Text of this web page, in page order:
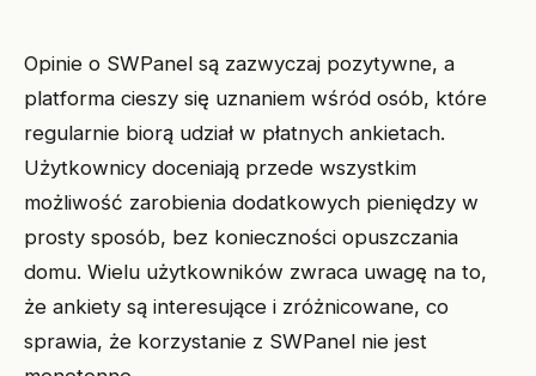
Opinie o SWPanel są zazwyczaj pozytywne, a
platforma cieszy się uznaniem wśród osób, które
regularnie biorą udział w płatnych ankietach.
Użytkownicy doceniają przede wszystkim
możliwość zarobienia dodatkowych pieniędzy w
prosty sposób, bez konieczności opuszczania
domu. Wielu użytkowników zwraca uwagę na to,
że ankiety są interesujące i zróżnicowane, co
sprawia, że korzystanie z SWPanel nie jest